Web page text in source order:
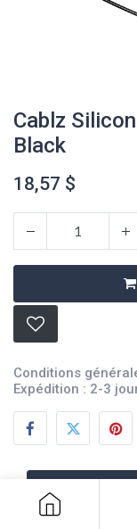
Cablz
Black
18,57 $
Conditions
Expédition : 2-3
Description
Black
18,57